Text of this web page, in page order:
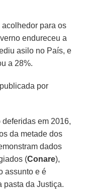
para os
endureceu a
asilo no País, e
a 28%.
por
em 2016,
da metade dos
dados
(Conare),
assunto e é
pasta da Justiça.